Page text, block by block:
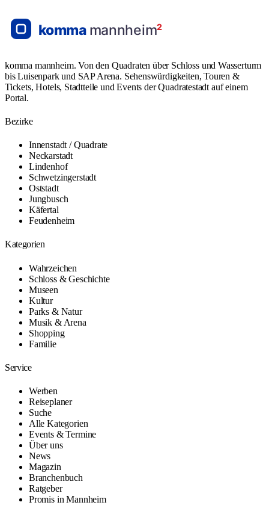
komma mannheim. Von den Quadraten über Schloss und Wasserturm
bis Luisenpark und SAP Arena. Sehenswürdigkeiten, Touren &
Tickets, Hotels, Stadtteile und Events der Quadratestadt auf einem
Portal.
Bezirke
Innenstadt / Quadrate
Neckarstadt
Lindenhof
Schwetzingerstadt
Oststadt
Jungbusch
Käfertal
Feudenheim
Kategorien
Wahrzeichen
Schloss & Geschichte
Museen
Kultur
Parks & Natur
Musik & Arena
Shopping
Familie
Service
Werben
Reiseplaner
Suche
Alle Kategorien
Events & Termine
Über uns
News
Magazin
Branchenbuch
Ratgeber
Promis in Mannheim